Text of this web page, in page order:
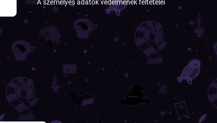
A személyes adatok védelmének feltételei